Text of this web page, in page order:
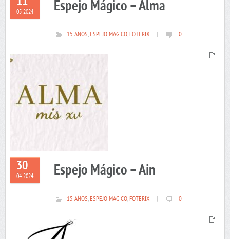
05 2024 Espejo Mágico – Alma
15 AÑOS,ESPEJO MAGICO,FOTERIX 0
30
04 2024 Espejo Mágico – Ain
15 AÑOS,ESPEJO MAGICO,FOTERIX 0